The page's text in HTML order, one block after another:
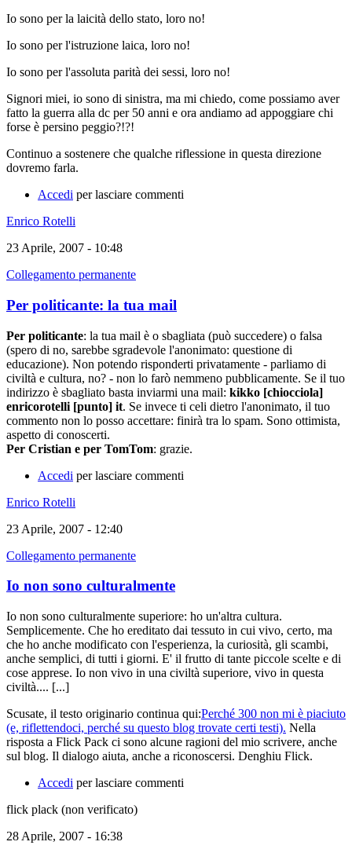
Io sono per la laicità dello stato, loro no!
Io sono per l'istruzione laica, loro no!
Io sono per l'assoluta parità dei sessi, loro no!
Signori miei, io sono di sinistra, ma mi chiedo, come possiamo aver
fatto la guerra alla dc per 50 anni e ora andiamo ad appoggiare chi
forse è persino peggio?!?!
Continuo a sostenere che qualche riflessione in questa direzione
dovremo farla.
Accedi per lasciare commenti
Enrico Rotelli
23 Aprile, 2007 - 10:48
Collegamento permanente
Per politicante: la tua mail
Per politicante: la tua mail è o sbagliata (può succedere) o falsa
(spero di no, sarebbe sgradevole l'anonimato: questione di
educazione). Non potendo risponderti privatamente - parliamo di
civiltà e cultura, no? - non lo farò nemmeno pubblicamente. Se il tuo
indirizzo è sbagliato basta inviarmi una mail: kikko [chiocciola]
enricorotelli [punto] it. Se invece ti celi dietro l'anonimato, il tuo
commento non lo posso accettare: finirà tra lo spam. Sono ottimista,
aspetto di conoscerti.
Per Cristian e per TomTom: grazie.
Accedi per lasciare commenti
Enrico Rotelli
23 Aprile, 2007 - 12:40
Collegamento permanente
Io non sono culturalmente
Io non sono culturalmente superiore: ho un'altra cultura.
Semplicemente. Che ho ereditato dai tessuto in cui vivo, certo, ma
che ho anche modificato con l'esperienza, la curiosità, gli scambi,
anche semplici, di tutti i giorni. E' il frutto di tante piccole scelte e di
cose apprese. Io non vivo in una civiltà superiore, vivo in questa
civiltà.... [...]
Scusate, il testo originario continua qui:Perché 300 non mi è piaciuto
(e, riflettendoci, perché su questo blog trovate certi testi). Nella
risposta a Flick Pack ci sono alcune ragioni del mio scrivere, anche
sul blog. Il dialogo aiuta, anche a riconoscersi. Denghiu Flick.
Accedi per lasciare commenti
flick plack (non verificato)
28 Aprile, 2007 - 16:38